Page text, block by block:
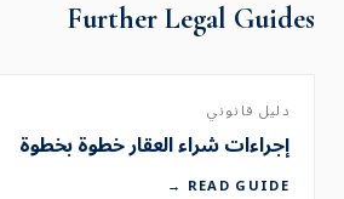
Further Legal Guides
دليل قانوني
إجراءات شراء العقار خطوة بخطوة
READ GUIDE →